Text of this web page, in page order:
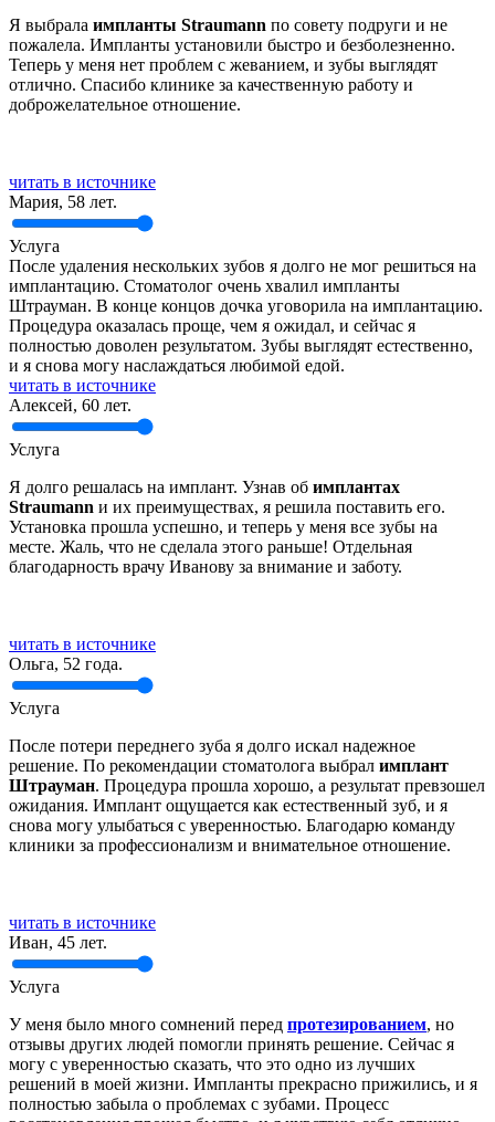
Я выбрала импланты Straumann по совету подруги и не
пожалела. Импланты установили быстро и безболезненно.
Теперь у меня нет проблем с жеванием, и зубы выглядят
отлично. Спасибо клинике за качественную работу и
доброжелательное отношение.
читать в источнике
Мария, 58 лет.
Услуга
После удаления нескольких зубов я долго не мог решиться на
имплантацию. Стоматолог очень хвалил импланты
Штрауман. В конце концов дочка уговорила на имплантацию.
Процедура оказалась проще, чем я ожидал, и сейчас я
полностью доволен результатом. Зубы выглядят естественно,
и я снова могу наслаждаться любимой едой.
читать в источнике
Алексей, 60 лет.
Услуга
Я долго решалась на имплант. Узнав об имплантах
Straumann и их преимуществах, я решила поставить его.
Установка прошла успешно, и теперь у меня все зубы на
месте. Жаль, что не сделала этого раньше! Отдельная
благодарность врачу Иванову за внимание и заботу.
читать в источнике
Ольга, 52 года.
Услуга
После потери переднего зуба я долго искал надежное
решение. По рекомендации стоматолога выбрал имплант
Штрауман. Процедура прошла хорошо, а результат превзошел
ожидания. Имплант ощущается как естественный зуб, и я
снова могу улыбаться с уверенностью. Благодарю команду
клиники за профессионализм и внимательное отношение.
читать в источнике
Иван, 45 лет.
Услуга
У меня было много сомнений перед протезированием, но
отзывы других людей помогли принять решение. Сейчас я
могу с уверенностью сказать, что это одно из лучших
решений в моей жизни. Импланты прекрасно прижились, и я
полностью забыла о проблемах с зубами. Процесс